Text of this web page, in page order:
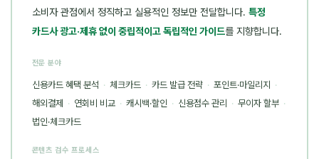
소비자 관점에서 정직하고 실용적인 정보만 전달합니다. 특정
카드사 광고·제휴 없이 중립적이고 독립적인 가이드를 지향합니다.
전문 분야
신용카드 혜택 분석 · 체크카드 · 카드 발급 전략 · 포인트·마일리지 ·
해외결제 · 연회비 비교 · 캐시백·할인 · 신용점수 관리 · 무이자 할부 ·
법인·체크카드
콘텐츠 검수 프로세스